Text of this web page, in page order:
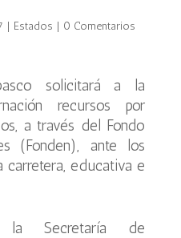
| Estados | 0 Comentarios
solicitará a la
recursos por
a través del Fondo
(Fonden), ante los
carretera, educativa e
Secretaría de